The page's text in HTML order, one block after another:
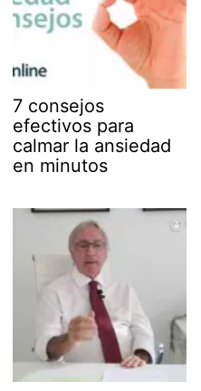
7 consejos
efectivos para
calmar la ansiedad
en minutos